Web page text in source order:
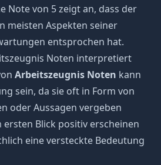
Note von 5 zeigt an, dass der
meisten Aspekten seiner
entsprochen hat.
Noten interpretiert
Arbeitszeugnis Noten kann
sein, da sie oft in Form von
oder Aussagen vergeben
Blick positiv erscheinen
eine versteckte Bedeutung